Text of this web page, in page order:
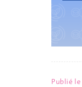
Publié le